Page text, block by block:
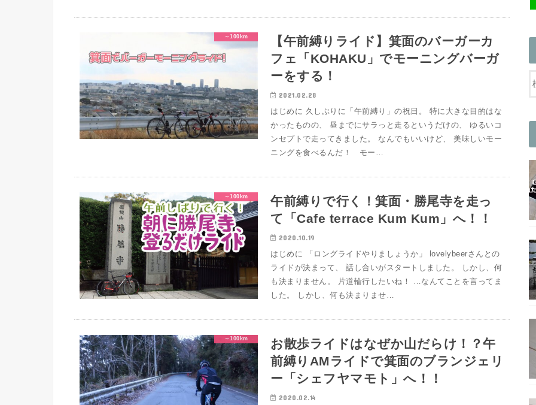
～100km
【午前縛りライド】箕面のバーガーカ
フェ「KOHAKU」でモーニングバーガ
ーをする！
2021.02.28
はじめに 久しぶりに「午前縛り」の祝日。 特に大きな目的はな
かったものの、 昼までにサラっと走るというだけの、 ゆるいコ
ンセプトで走ってきました。 なんでもいいけど、 美味しいモー
ニングを食べるんだ！ モー…
～100km
午前縛りで行く！箕面・勝尾寺を走っ
て「Cafe terrace Kum Kum」へ！！
2020.10.19
はじめに 「ロングライドやりましょうか」 lovelybeerさんとの
ライドが決まって、 話し合いがスタートしました。 しかし、何
も決まりません。 片道輪行したいね！ …なんてことを言ってま
した。 しかし、何も決まりませ…
～100km
お散歩ライドはなぜか山だらけ！？午
前縛りAMライドで箕面のブランジェリ
ー「シェフヤマモト」へ！！
2020.02.14